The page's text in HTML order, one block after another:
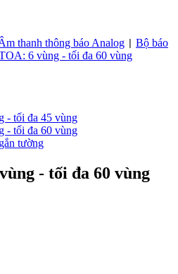
thanh thông báo Analog
Bộ báo
6 vùng - tối đa 60 vùng
- tối đa 45 vùng
- tối đa 60 vùng
tường
- tối đa 60 vùng